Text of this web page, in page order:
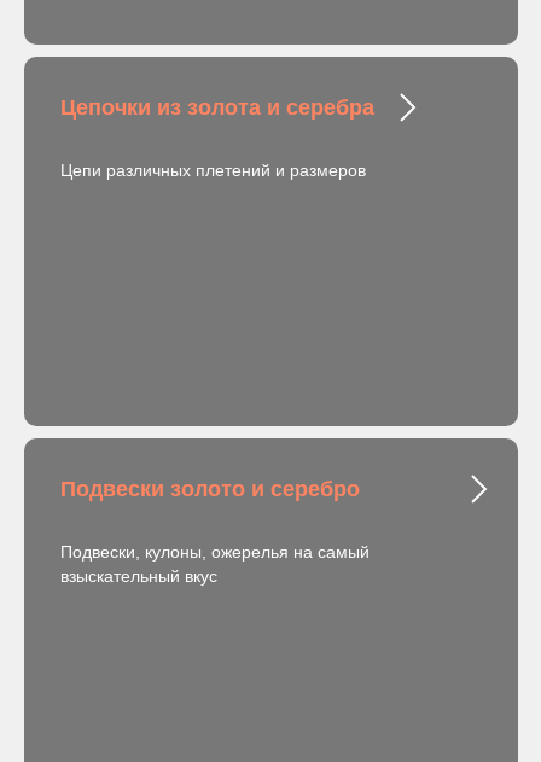
Цепочки из золота и серебра
Цепи различных плетений и размеров
Подвески золото и серебро
Подвески, кулоны, ожерелья на самый
взыскательный вкус